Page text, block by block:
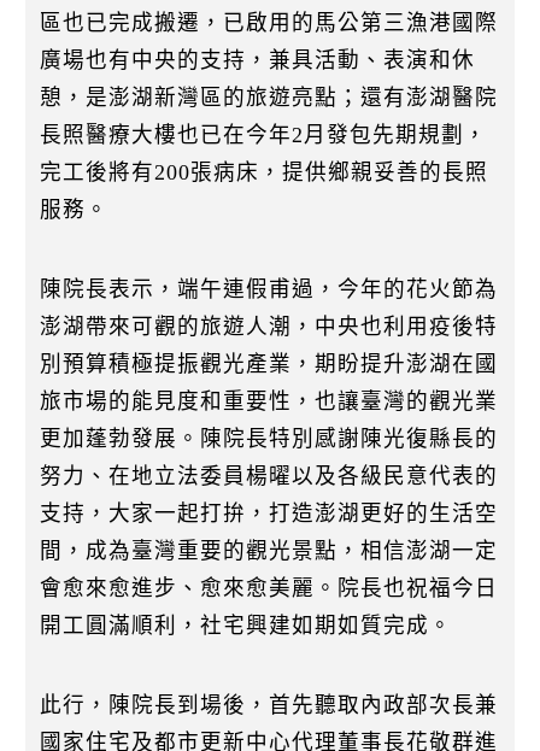
區也已完成搬遷，已啟用的馬公第三漁港國際
廣場也有中央的支持，兼具活動、表演和休
憩，是澎湖新灣區的旅遊亮點；還有澎湖醫院
長照醫療大樓也已在今年2月發包先期規劃，
完工後將有200張病床，提供鄉親妥善的長照
服務。
陳院長表示，端午連假甫過，今年的花火節為
澎湖帶來可觀的旅遊人潮，中央也利用疫後特
別預算積極提振觀光產業，期盼提升澎湖在國
旅市場的能見度和重要性，也讓臺灣的觀光業
更加蓬勃發展。陳院長特別感謝陳光復縣長的
努力、在地立法委員楊曜以及各級民意代表的
支持，大家一起打拚，打造澎湖更好的生活空
間，成為臺灣重要的觀光景點，相信澎湖一定
會愈來愈進步、愈來愈美麗。院長也祝福今日
開工圓滿順利，社宅興建如期如質完成。
此行，陳院長到場後，首先聽取內政部次長兼
國家住宅及都市更新中心代理董事長花敬群進